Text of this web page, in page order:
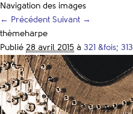
Navigation des images
← Précédent Suivant →
thèmeharpe
Publié 28 avril 2015 à 321 &fois; 313